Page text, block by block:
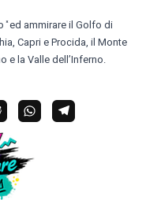
ed ammirare il Golfo di
Capri e Procida, il Monte
e la Valle dell’Inferno.